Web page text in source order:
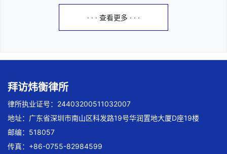
· · · 查看更多 · · ·
拜访炜衡律所
律所执业证号：24403200511032007
地址：广东省深圳市南山区科发路19号华润置地大厦D座19楼
邮编：518057
传真：+86-0755-82984599